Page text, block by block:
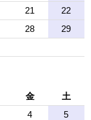
21
22
28
29
金
土
4
5